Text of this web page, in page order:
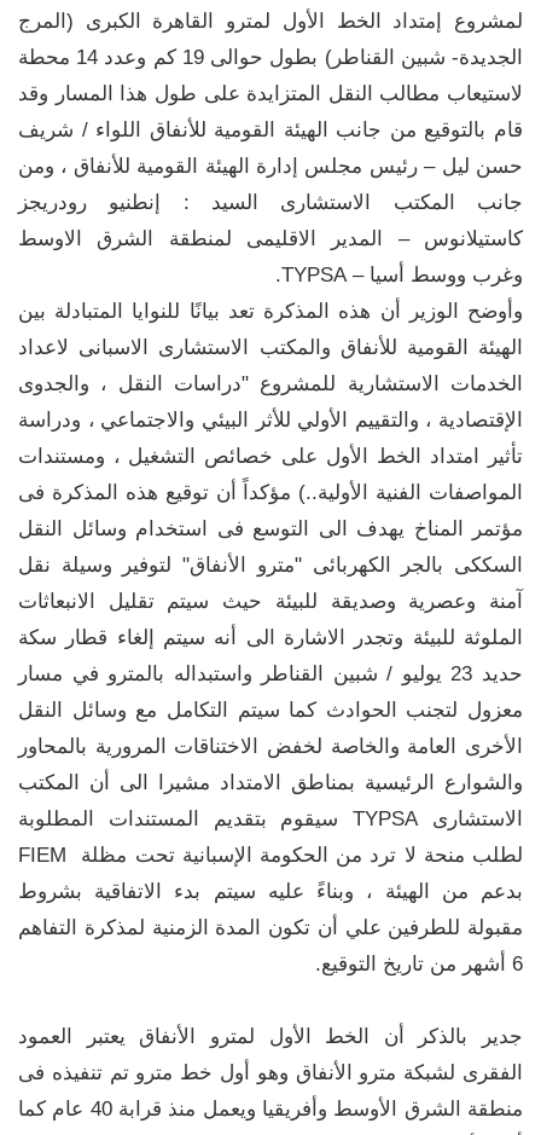
لمشروع إمتداد الخط الأول لمترو القاهرة ‏الكبرى (المرج
الجديدة- شبين القناطر) بطول حوالى 19 كم وعدد 14 محطة
‏لاستيعاب مطالب النقل المتزايدة على طول هذا المسار وقد
قام بالتوقيع من جانب الهيئة القومية للأنفاق اللواء / شريف
حسن ليل – رئيس مجلس إدارة الهيئة القومية للأنفاق ، ومن
جانب المكتب الاستشارى السيد : إنطنيو رودريجز
كاستيلانوس – المدير الاقليمى لمنطقة الشرق الاوسط
وغرب ووسط أسيا – TYPSA.
وأوضح الوزير أن هذه المذكرة تعد بيانًا للنوايا المتبادلة بين
الهيئة القومية للأنفاق والمكتب الاستشارى الاسبانى لاعداد
الخدمات الاستشارية للمشروع "دراسات ‏النقل ، والجدوى
الإقتصادية ، والتقييم الأولي للأثر البيئي ‏والاجتماعي ، ودراسة
تأثير امتداد الخط الأول على ‏خصائص التشغيل ، ومستندات
المواصفات الفنية ‏الأولية..) مؤكداً أن توقيع هذه المذكرة فى
مؤتمر المناخ يهدف الى التوسع فى استخدام وسائل النقل
السككى بالجر الكهربائى "مترو الأنفاق" لتوفير وسيلة نقل
آمنة وعصرية وصديقة للبيئة حيث سيتم تقليل الانبعاثات
‏الملوثة للبيئة وتجدر الاشارة الى أنه سيتم إلغاء قطار سكة
حديد 23 يوليو / شبين القناطر واستبداله بالمترو في مسار
معزول لتجنب الحوادث كما سيتم التكامل مع وسائل النقل
الأخرى العامة والخاصة لخفض الاختناقات المرورية بالمحاور
والشوارع الرئيسية بمناطق الامتداد مشيرا الى أن المكتب
الاستشارى ‏TYPSA‏ سيقوم بتقديم المستندات المطلوبة
بدعم من الهيئة ‏، وبناءً عليه ‏سيتم بدء الاتفاقية بشروط
مقبولة للطرفين علي أن تكون المدة الزمنية لمذكرة التفاهم
جدير بالذكر أن الخط الأول لمترو الأنفاق يعتبر العمود
الفقرى لشبكة مترو الأنفاق وهو أول خط مترو تم تنفيذه فى
منطقة الشرق الأوسط وأفريقيا ويعمل منذ قرابة 40 عام كما